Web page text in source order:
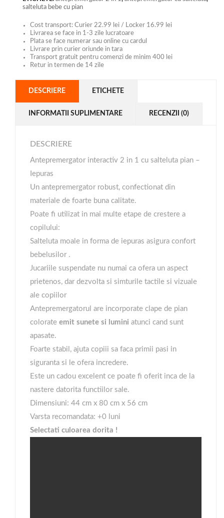
salteluta bebe cu pian
Cost transport: Curier 22.99 lei / Locker 16.99 lei
Livrarea se face in 1-3 zile lucratoare
Plata se face numerar sau online cu cardul
Livrare prin curier oriunde in tara
Transport gratuit pentru comenzi de minim 400 lei
Retur in termen de 14 zile
DESCRIERE ETICHETE
INFORMATII SUPLIMENTARE RECENZII (0)
DESCRIERE
Antepremergator interactiv 2 in 1 cu salteluta pian –
Iepuras
Un antepremergator robust, confectionat din
materiale de foarte buna calitate.
Poate fi utilizat in mai multe etape de crestere a
copilului:
Salteluta moale in forma de iepuras asigura confort
bebelusilor .
Jucariile suspendate nu numai ca ofera un aspect
prietenos, dar dezvolta si simturile tactile si vizuale
ale copiilor
Antepremergatorul are incorporate clape de pian
colorate emit sunete si lumini atunci cand sunt
apasate.
Foarte stabil, ajuta copiii sa faca primii pasi in
siguranta si le ofera incredere.
Este un cadou excelent ce poate fi oferit inca de la
nastere datorita functiilor sale.
Dimensiuni: 44 cm x 80 cm x 56 cm
Varsta recomandata: +0 luni
Selectati culoarea dorita !